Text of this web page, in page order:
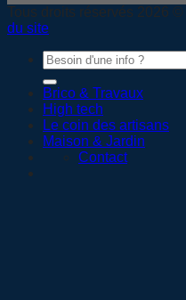
Tous droits réservés 2026 ©
du site
Brico & Travaux
High tech
Le coin des artisans
Maison & Jardin
Contact